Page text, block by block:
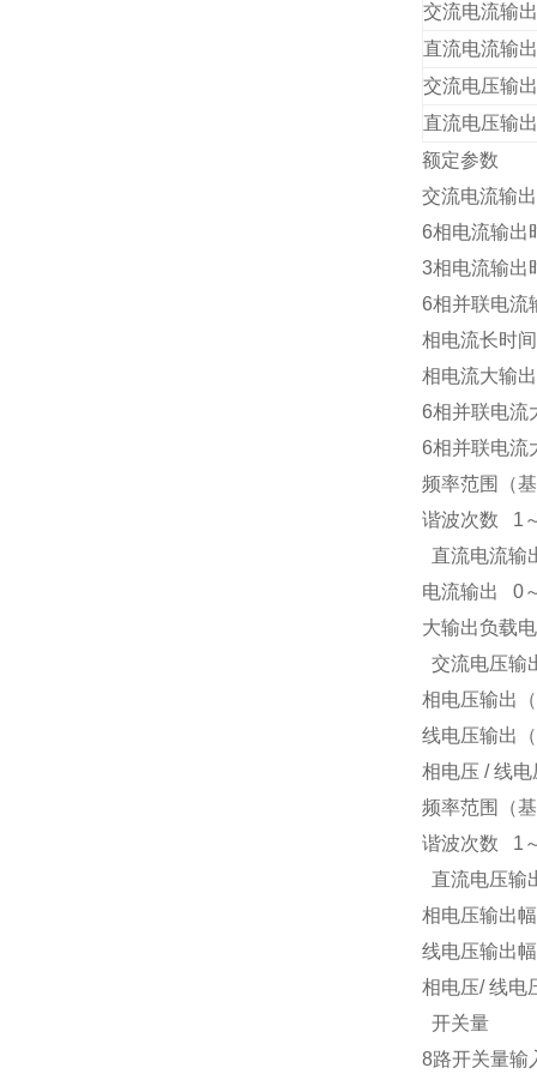
交流电流输
直流电流输
交流电压输
直流电压输
额定参数
交流电流输出
6相电流输出
3相电流输出
6相并联电流
相电流长时
相电流大输
6相并联电流
6相并联电流
频率范围（
谐波次数 1
直流电流输
电流输出 0
大输出负载
交流电压输
相电压输出
线电压输出
相电压 /线电
频率范围（
谐波次数 1
直流电压输
相电压输出
线电压输出
相电压/线电
开关量
8路开关量输